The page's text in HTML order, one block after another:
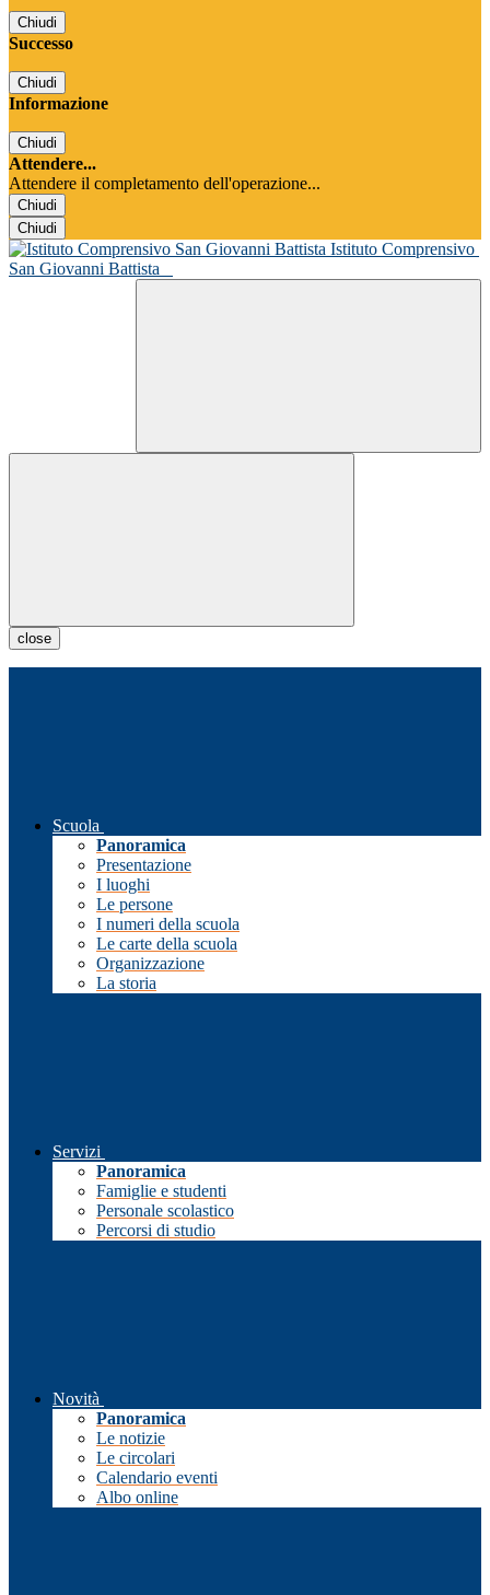
Chiudi
Successo
Chiudi
Informazione
Chiudi
Attendere...
Attendere il completamento dell'operazione...
Chiudi
Chiudi
Istituto Comprensivo
San Giovanni Battista
close
Scuola
Panoramica
Presentazione
I luoghi
Le persone
I numeri della scuola
Le carte della scuola
Organizzazione
La storia
Servizi
Panoramica
Famiglie e studenti
Personale scolastico
Percorsi di studio
Novità
Panoramica
Le notizie
Le circolari
Calendario eventi
Albo online